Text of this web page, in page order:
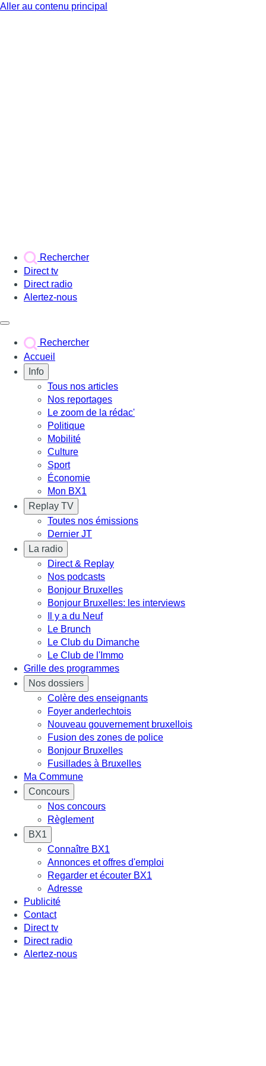
Aller au contenu principal
Rechercher
Direct tv
Direct radio
Alertez-nous
Rechercher
Accueil
Info
Tous nos articles
Nos reportages
Le zoom de la rédac'
Politique
Mobilité
Culture
Sport
Économie
Mon BX1
Replay TV
Toutes nos émissions
Dernier JT
La radio
Direct & Replay
Nos podcasts
Bonjour Bruxelles
Bonjour Bruxelles: les interviews
Il y a du Neuf
Le Brunch
Le Club du Dimanche
Le Club de l'Immo
Grille des programmes
Nos dossiers
Colère des enseignants
Foyer anderlechtois
Nouveau gouvernement bruxellois
Fusion des zones de police
Bonjour Bruxelles
Fusillades à Bruxelles
Ma Commune
Concours
Nos concours
Règlement
BX1
Connaître BX1
Annonces et offres d'emploi
Regarder et écouter BX1
Adresse
Publicité
Contact
Direct tv
Direct radio
Alertez-nous